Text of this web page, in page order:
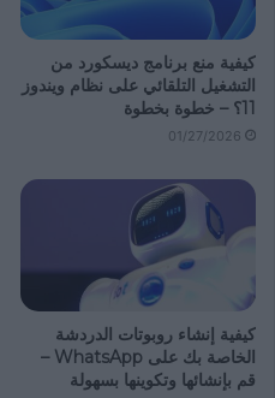
كيفية منع برنامج ديسكورد من
التشغيل التلقائي على نظام ويندوز
11؟ – خطوة بخطوة
01/27/2026
كيفية إنشاء روبوتات الدردشة
الخاصة بك على WhatsApp –
قم بإنشائها وتكوينها بسهولة